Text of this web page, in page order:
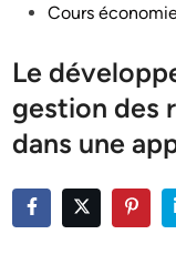
PostedCours
Le
gestion des
dans une